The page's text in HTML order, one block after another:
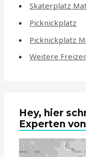
Skaterplatz
Picknickplatz
Picknickplatz
Weitere
Hey, hier
Experten von